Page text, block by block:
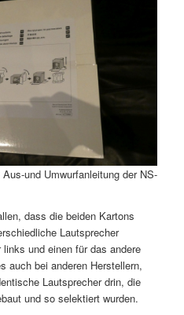
und Umwurfanleitung der NS-
dass die beiden Kartons
Lautsprecher
und einen für das andere
auch bei anderen Herstellern,
Lautsprecher drin, die
und so selektiert wurden.